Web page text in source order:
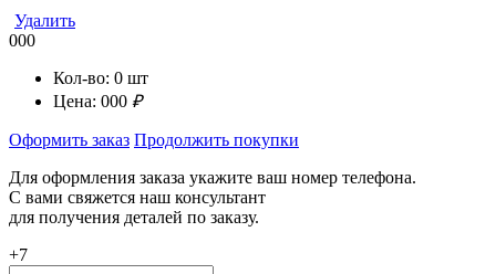
Удалить
000
Кол-во: 0 шт
Цена: 000 ₽
Оформить заказ Продолжить покупки
Для оформления заказа укажите ваш номер телефона.
С вами свяжется наш консультант
для получения деталей по заказу.
+7